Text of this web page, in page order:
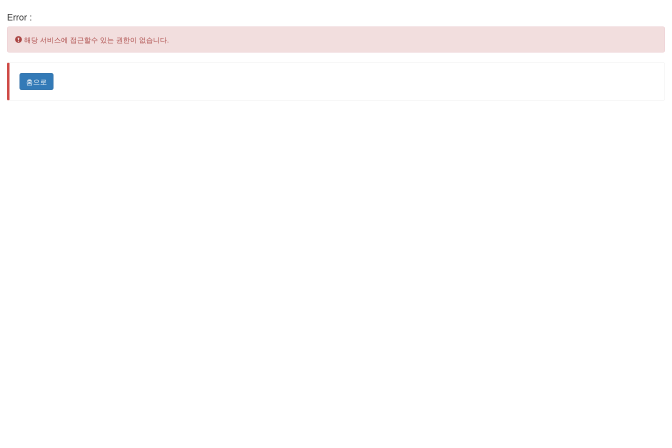
Error :
Error:
해당 서비스에 접근할수 있는 권한이 없습니다.
홈으로